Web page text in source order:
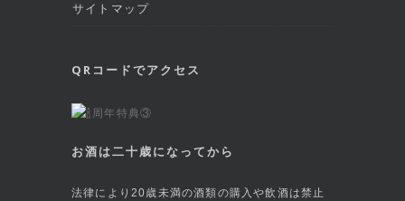
サイトマップ
QRコードでアクセス
お酒は二十歳になってから
法律により20歳未満の酒類の購入や飲酒は禁止